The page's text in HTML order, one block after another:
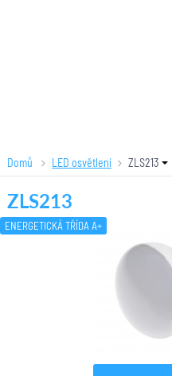
Domů LED osvětlení ZLS213
ENERGETICKÁ TŘÍDA A+
ZLS213